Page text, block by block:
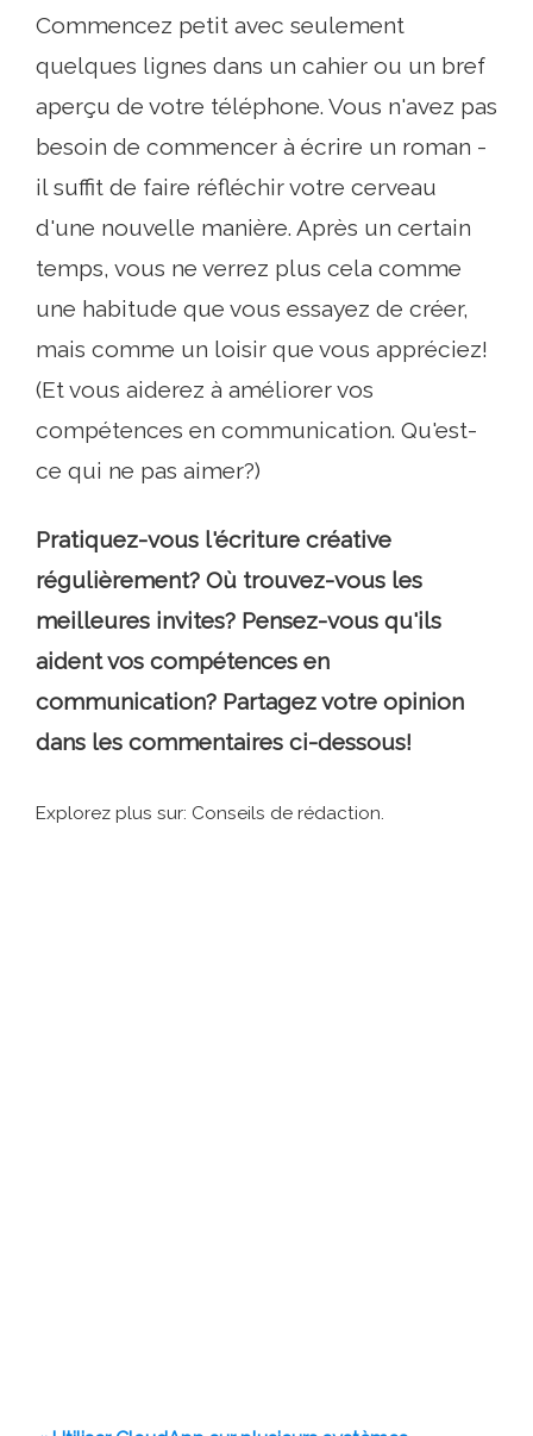
Commencez petit avec seulement
quelques lignes dans un cahier ou un bref
aperçu de votre téléphone. Vous n'avez pas
besoin de commencer à écrire un roman -
il suffit de faire réfléchir votre cerveau
d'une nouvelle manière. Après un certain
temps, vous ne verrez plus cela comme
une habitude que vous essayez de créer,
mais comme un loisir que vous appréciez!
(Et vous aiderez à améliorer vos
compétences en communication. Qu'est-
ce qui ne pas aimer?)
Pratiquez-vous l'écriture créative
régulièrement? Où trouvez-vous les
meilleures invites? Pensez-vous qu'ils
aident vos compétences en
communication? Partagez votre opinion
dans les commentaires ci-dessous!
Explorez plus sur: Conseils de rédaction.